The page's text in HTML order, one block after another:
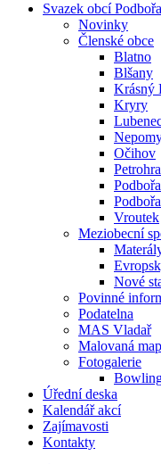
Svazek obcí
Novinky
Členské obce
Blatno
Blšany
Krásný
Kryry
Očihov
Vroutek
Meziobecní
Nové
Povinné
Podatelna
MAS Vladař
Malovaná
Fotogalerie
Úřední deska
Kalendář akcí
Zajímavosti
Kontakty